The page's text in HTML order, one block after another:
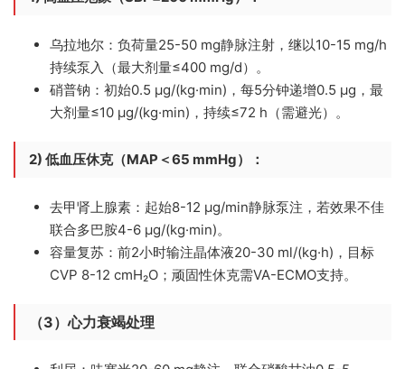
乌拉地尔： 负荷量25-50 mg静脉注射，继以10-15 mg/h
持续泵入（最大剂量≤400 mg/d）。
硝普钠： 初始0.5 μg/(kg·min)，每5分钟递增0.5 μg，最
大剂量≤10 μg/(kg·min)，持续≤72 h（需避光）。
2) 低血压休克（MAP＜65 mmHg）：
去甲肾上腺素： 起始8-12 μg/min静脉泵注，若效果不佳
联合多巴胺4-6 μg/(kg·min)。
容量复苏： 前2小时输注晶体液20-30 ml/(kg·h)，目标
CVP 8-12 cmH₂O；顽固性休克需VA-ECMO支持。
（3）心力衰竭处理